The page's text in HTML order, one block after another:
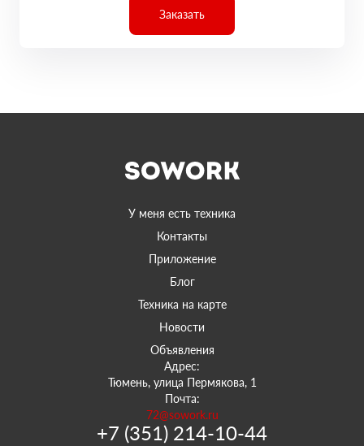
Заказать
У меня есть техника
Контакты
Приложение
Блог
Техника на карте
Новости
Объявления
Адрес:
Тюмень, улица Пермякова, 1
Почта:
72@sowork.ru
+7 (351) 214-10-44